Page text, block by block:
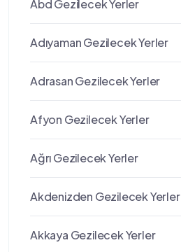
Abd Gezilecek Yerler
Adıyaman Gezilecek Yerler
Adrasan Gezilecek Yerler
Afyon Gezilecek Yerler
Ağrı Gezilecek Yerler
Akdenizden Gezilecek Yerler
Akkaya Gezilecek Yerler